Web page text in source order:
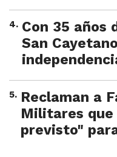
4. Con 35 años
San
5. Reclaman a
Militares
previsto"